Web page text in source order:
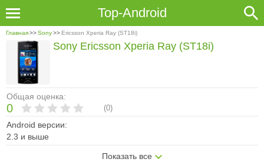
Top-Android
Главная>>Sony>> Ericsson Xperia Ray (ST18i)
Общая оценка:
0 (0)
Android версии:
2.3 и выше
Показать все
Sony Ericsson Xperia Ray (ST18i)